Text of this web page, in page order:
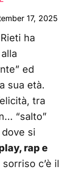
17, 2025
ha
ed
sua età.
tra
“salto”
si
rap e
c’è il